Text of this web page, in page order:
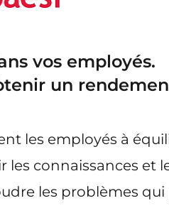
vos employés.
un
les employés à
les connaissances et
les problèmes